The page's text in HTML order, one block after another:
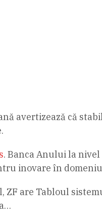
avertizează că
. Banca Anului la
inovare în
ZF are Tabloul